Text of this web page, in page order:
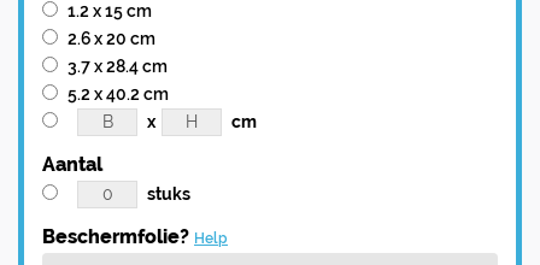
1.2 x 15 cm
2.6 x 20 cm
3.7 x 28.4 cm
5.2 x 40.2 cm
x
cm
Aantal
stuks
Beschermfolie? Help